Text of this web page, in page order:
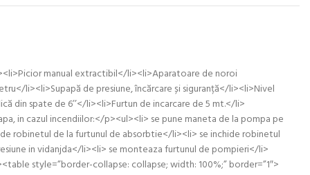
manual extractibil</li><li>Aparatoare de noroi
li><li>Supapă de presiune, încărcare și siguranță</li><li>Nivel
spate de 6’’</li><li>Furtun de incarcare de 5 mt.</li>
in cazul incendiilor:</p><ul><li> se pune maneta de la pompa pe
robinetul de la furtunul de absorbtie</li><li> se inchide robinetul
in vidanjda</li><li> se monteaza furtunul de pompieri</li>
style=”border-collapse: collapse; width: 100%;” border=”1″>